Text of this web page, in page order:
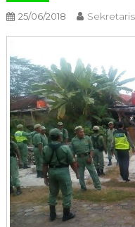
25/06/2018 Sekretaris